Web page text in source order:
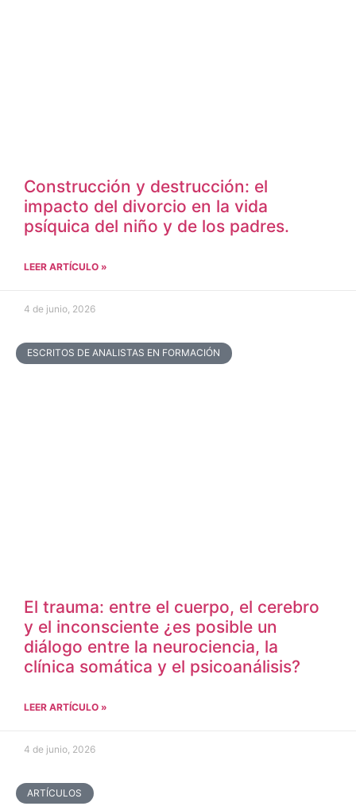
Construcción y destrucción: el
impacto del divorcio en la vida
psíquica del niño y de los padres.
LEER ARTÍCULO »
4 de junio, 2026
ESCRITOS DE ANALISTAS EN FORMACIÓN
El trauma: entre el cuerpo, el cerebro
y el inconsciente ¿es posible un
diálogo entre la neurociencia, la
clínica somática y el psicoanálisis?
LEER ARTÍCULO »
4 de junio, 2026
ARTÍCULOS